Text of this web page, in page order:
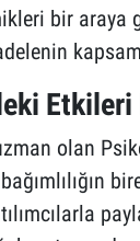
bir araya
olan